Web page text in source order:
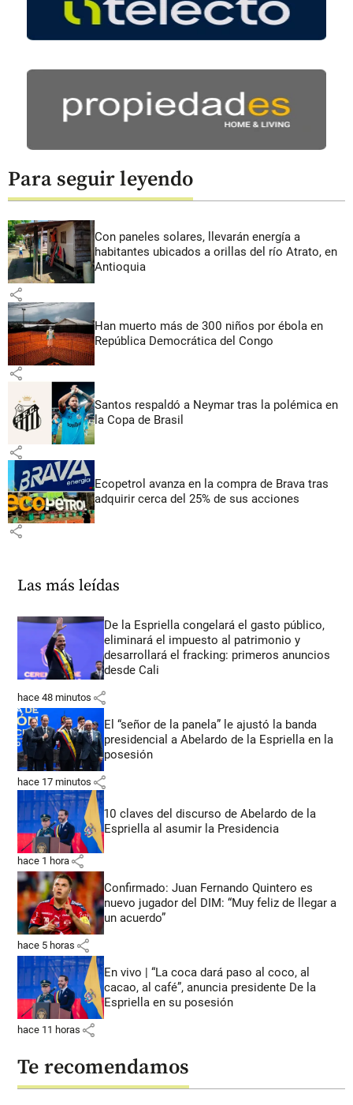
Para seguir leyendo
Con paneles solares, llevarán energía a
habitantes ubicados a orillas del río Atrato, en
Antioquia
share
Han muerto más de 300 niños por ébola en
República Democrática del Congo
share
Santos respaldó a Neymar tras la polémica en
la Copa de Brasil
share
Ecopetrol avanza en la compra de Brava tras
adquirir cerca del 25% de sus acciones
share
Las más leídas
De la Espriella congelará el gasto público,
eliminará el impuesto al patrimonio y
desarrollará el fracking: primeros anuncios
desde Cali
hace 48 minutos share
El “señor de la panela” le ajustó la banda
presidencial a Abelardo de la Espriella en la
posesión
hace 17 minutos share
10 claves del discurso de Abelardo de la
Espriella al asumir la Presidencia
hace 1 hora share
Confirmado: Juan Fernando Quintero es
nuevo jugador del DIM: “Muy feliz de llegar a
un acuerdo”
hace 5 horas share
En vivo | “La coca dará paso al coco, al
cacao, al café”, anuncia presidente De la
Espriella en su posesión
hace 11 horas share
Te recomendamos